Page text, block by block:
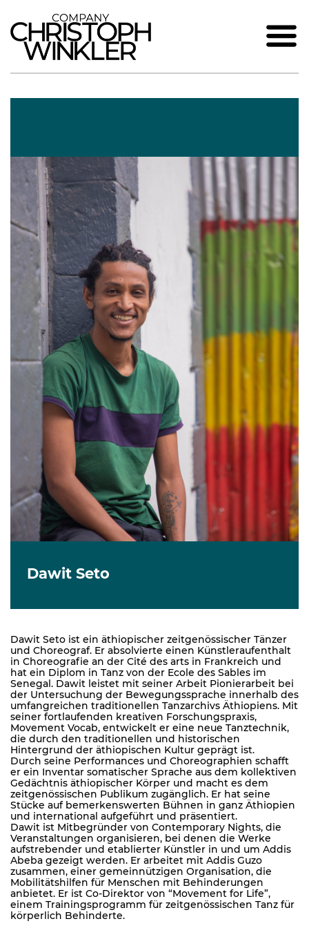
Dawit Seto
Dawit Seto ist ein äthiopischer zeitgenössischer Tänzer
und Choreograf. Er absolvierte einen Künstleraufenthalt
in Choreografie an der Cité des arts in Frankreich und
hat ein Diplom in Tanz von der Ecole des Sables im
Senegal. Dawit leistet mit seiner Arbeit Pionierarbeit bei
der Untersuchung der Bewegungssprache innerhalb des
umfangreichen traditionellen Tanzarchivs Äthiopiens. Mit
seiner fortlaufenden kreativen Forschungspraxis,
Movement Vocab, entwickelt er eine neue Tanztechnik,
die durch den traditionellen und historischen
Hintergrund der äthiopischen Kultur geprägt ist.
Durch seine Performances und Choreographien schafft
er ein Inventar somatischer Sprache aus dem kollektiven
Gedächtnis äthiopischer Körper und macht es dem
zeitgenössischen Publikum zugänglich. Er hat seine
Stücke auf bemerkenswerten Bühnen in ganz Äthiopien
und international aufgeführt und präsentiert.
Dawit ist Mitbegründer von Contemporary Nights, die
Veranstaltungen organisieren, bei denen die Werke
aufstrebender und etablierter Künstler in und um Addis
Abeba gezeigt werden. Er arbeitet mit Addis Guzo
zusammen, einer gemeinnützigen Organisation, die
Mobilitätshilfen für Menschen mit Behinderungen
anbietet. Er ist Co-Direktor von “Movement for Life”,
einem Trainingsprogramm für zeitgenössischen Tanz für
körperlich Behinderte.